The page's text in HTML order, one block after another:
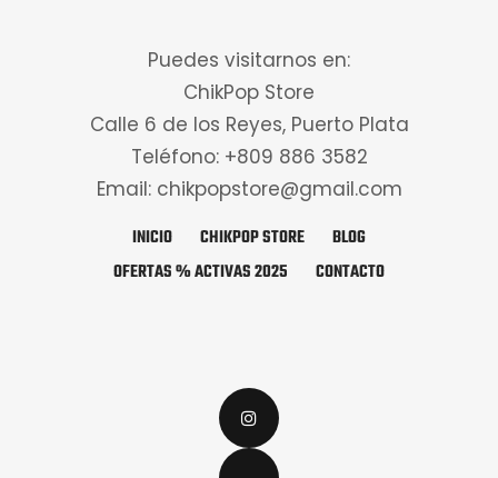
Puedes visitarnos en:
ChikPop Store
Calle 6 de los Reyes, Puerto Plata
Teléfono: +809 886 3582
Email: chikpopstore@gmail.com
INICIO
CHIKPOP STORE
BLOG
OFERTAS % ACTIVAS 2025
CONTACTO